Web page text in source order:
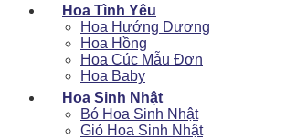
Hoa Tình Yêu
Hoa Hướng Dương
Hoa Hồng
Hoa Cúc Mẫu Đơn
Hoa Baby
Hoa Sinh Nhật
Bó Hoa Sinh Nhật
Giỏ Hoa Sinh Nhật